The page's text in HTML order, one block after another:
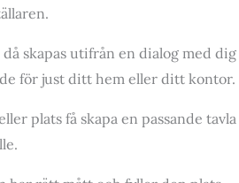
skapas utifrån en dialog med dig
för just ditt hem eller ditt kontor.
plats få skapa en passande tavla